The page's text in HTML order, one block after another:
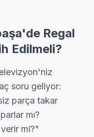
şebeke aşırı
Regal
Teknik Destek
paneli
Renk
Ana kart, güç kartı ve
Smart TV ve
Regal
Edilmeli?
soru geliyor:
parça takar
mı?
mi?"